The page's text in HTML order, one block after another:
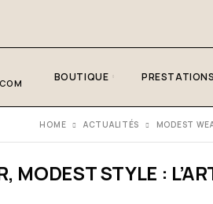
BOUTIQUE
HOME ACTUALITÉS MODEST
MODEST STYLE :